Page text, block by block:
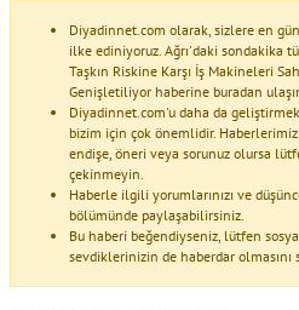
Diyadinnet.com olarak, sizlere en
ilke ediniyoruz. Ağrı'daki sondakika
Taşkın Riskine Karşı İş Makineleri
Genişletiliyor haberine buradan
Diyadinnet.com'u daha da
bizim için çok önemlidir.
endişe, öneri veya sorunuz olursa
çekinmeyin.
Haberle ilgili yorumlarınızı ve
bölümünde paylaşabilirsiniz.
Bu haberi beğendiyseniz, lütfen
sevdiklerinizin de haberdar